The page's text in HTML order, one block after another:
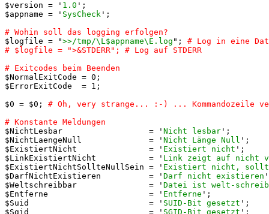
$version = ' 1.0 ';
$appname = ' SysCheck ';
$logfile = ">>/tmp/\L$appname\E.log "; # Log in eine
$NormalExitCode = 0;
$ErrorExitCode  = 1;
$0 = $0;
$NichtLesbar                  = ' Nicht lesbar ';
$NichtLaengeNull              = ' Nicht Länge Null ';
$ExistiertNicht               = ' Existiert nicht ';
$LinkExistiertNicht           = ' Link zeigt auf nicht
$ExistiertNichtSollteNullSein = ' Existiert nicht, sollte
$DarfNichtExistieren          = ' Darf nicht existieren
$Weltschreibbar               = ' Datei ist welt-
$Entferne                     = ' Entferne ';
$Suid                         = ' SUID-Bit gesetzt ';
$Sgid                         = ' SGID-Bit gesetzt ';